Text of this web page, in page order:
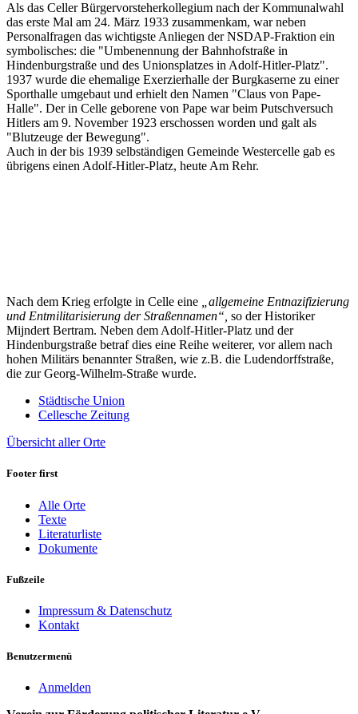
Als das Celler Bürgervorsteherkollegium nach der Kommunalwahl
das erste Mal am 24. März 1933 zusammenkam, war neben
Personalfragen das wichtigste Anliegen der NSDAP-Fraktion ein
symbolisches: die "Umbenennung der Bahnhofstraße in
Hindenburgstraße und des Unionsplatzes in Adolf-Hitler-Platz".
1937 wurde die ehemalige Exerzierhalle der Burgkaserne zu einer
Sporthalle umgebaut und erhielt den Namen "Claus von Pape-
Halle". Der in Celle geborene von Pape war beim Putschversuch
Hitlers am 9. November 1923 erschossen worden und galt als
"Blutzeuge der Bewegung".
Auch in der bis 1939 selbständigen Gemeinde Westercelle gab es
übrigens einen Adolf-Hitler-Platz, heute Am Rehr.
Nach dem Krieg erfolgte in Celle eine
„allgemeine Entnazifizierung
und Entmilitarisierung der Straßennamen“, so der Historiker
Mijndert Bertram. Neben dem Adolf-Hitler-Platz und der
Hindenburgstraße betraf dies eine Reihe weiterer, vor allem nach
hohen Militärs benannter Straßen, wie z.B. die Ludendorffstraße,
die zur Georg-Wilhelm-Straße wurde.
Städtische Union
Cellesche Zeitung
Übersicht aller Orte
Footer first
Alle Orte
Texte
Literaturliste
Dokumente
Fußzeile
Impressum & Datenschutz
Kontakt
Benutzermenü
Anmelden